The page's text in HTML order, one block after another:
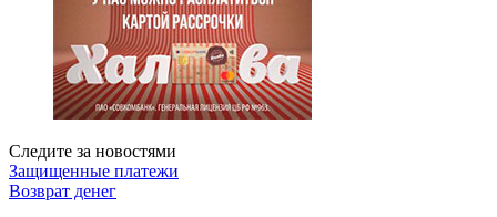
Следите за новостями
Защищенные платежи
Возврат денег